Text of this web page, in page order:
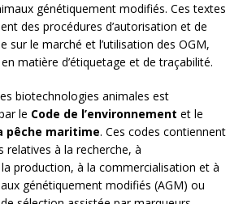
génétiquement modifiés. Ces textes
des procédures d’autorisation et de
sur le marché et l’utilisation des OGM,
matière d’étiquetage et de traçabilité.
biotechnologies animales est
le Code de l’environnement et le
pêche maritime. Ces codes contiennent
relatives à la recherche, à
production, à la commercialisation et à
génétiquement modifiés (AGM) ou